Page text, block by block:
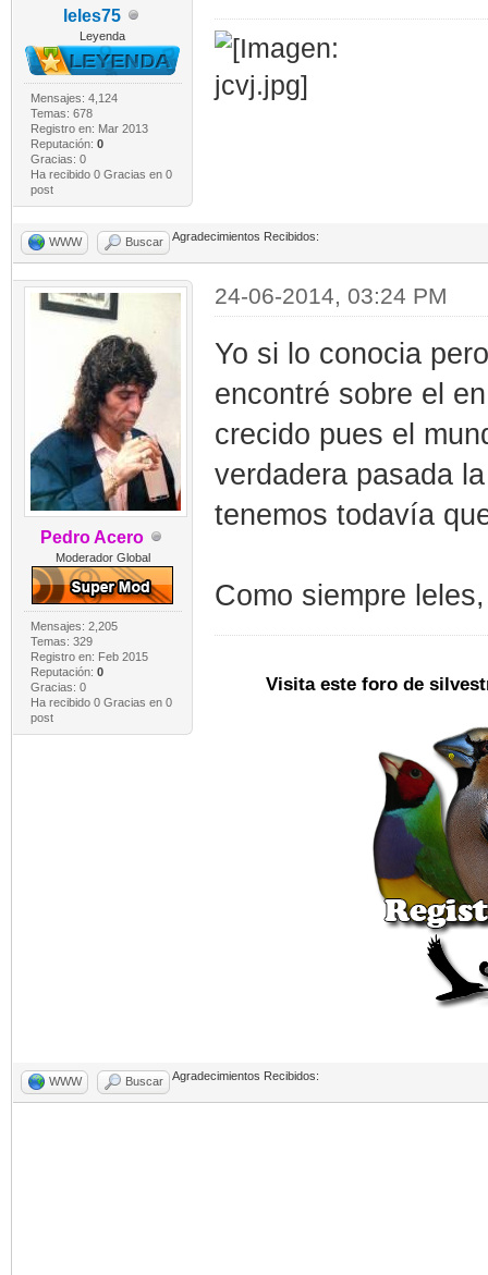
leles75
Leyenda
Mensajes: 4,124
Temas: 678
Registro en: Mar 2013
Reputación: 0
Gracias: 0
Ha recibido 0 Gracias en 0
post
WWW Buscar Agradecimientos Recibidos:
Pedro Acero
Moderador Global
Mensajes: 2,205
Temas: 329
Registro en: Feb 2015
Reputación: 0
Gracias: 0
Ha recibido 0 Gracias en 0
post
24-06-2014, 03:24 PM
Yo si lo conocia
encontré sobre el
crecido pues el
verdadera pasada
tenemos todavía
Como siempre
Visita este foro de
WWW Buscar Agradecimientos Recibidos: